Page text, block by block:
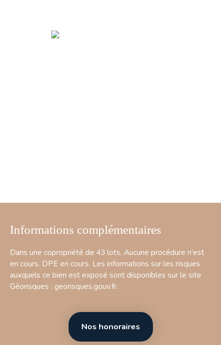
Informations complémentaires
Dans une copropriété de 43 lots. Aucune procédure n'est
en cours. DPE en cours. Les informations sur les risques
auxquels ce bien est exposé sont disponibles sur le site
Géorisques : georisques.gouv.fr.
Nos honoraires